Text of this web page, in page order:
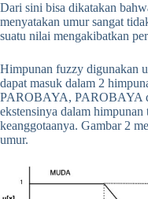
Dari sini bisa dikatakan
menyatakan umur sangat
suatu nilai mengakibatkan
Himpunan fuzzy digunakan
dapat masuk dalam 2
PAROBAYA, PAROBAYA
ekstensinya dalam
keanggotaanya. Gambar 2
umur.